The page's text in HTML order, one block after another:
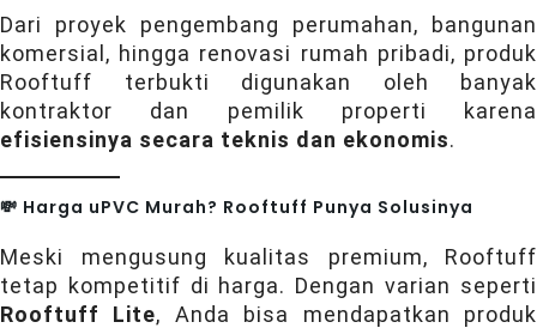
Dari proyek pengembang perumahan, bangunan
komersial, hingga renovasi rumah pribadi, produk
Rooftuff terbukti digunakan oleh banyak
kontraktor dan pemilik properti karena
efisiensinya secara teknis dan ekonomis.
💸 Harga uPVC Murah? Rooftuff Punya Solusinya
Meski mengusung kualitas premium, Rooftuff
tetap kompetitif di harga. Dengan varian seperti
Rooftuff Lite, Anda bisa mendapatkan produk